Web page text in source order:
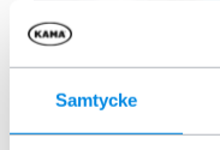
Samtycke